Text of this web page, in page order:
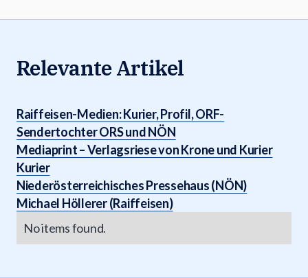
Relevante Artikel
Raiffeisen-Medien: Kurier, Profil, ORF-
Sendertochter ORS und NÖN
Mediaprint – Verlagsriese von Krone und Kurier
Kurier
Niederösterreichisches Pressehaus (NÖN)
Michael Höllerer (Raiffeisen)
No items found.